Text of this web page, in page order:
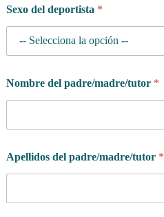
Sexo del deportista *
Nombre del padre/madre/tutor *
Apellidos del padre/madre/tutor *